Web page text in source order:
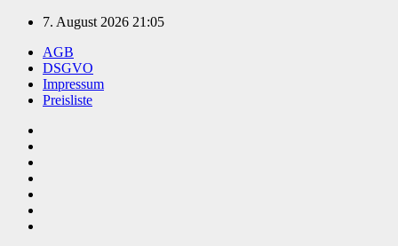
Zum
springen
7. August 2026 21:05
AGB
DSGVO
Impressum
Preisliste